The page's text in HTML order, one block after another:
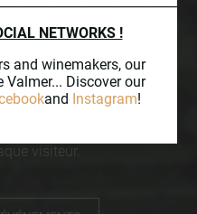
NETWORKS !
and winemakers, our
Valmer... Discover our
and Instagram!
au
Valmer
de vous accueillir
cette saison 2026.
visiteur.